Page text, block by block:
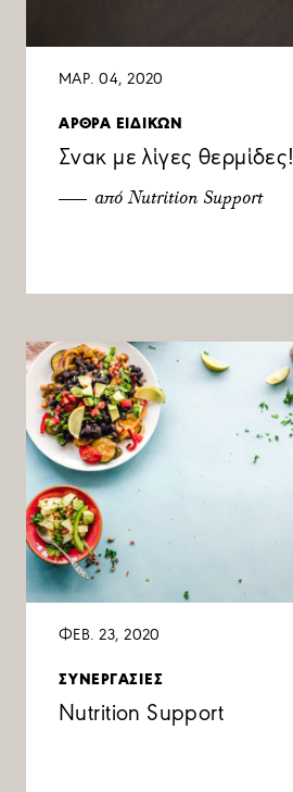
ΜΑΡ. 04, 2020
ΑΡΘΡΑ ΕΙΔΙΚΩΝ
Σνακ με λίγες θερμίδες!
από Nutrition Support
ΦΕΒ. 23, 2020
ΣΥΝΕΡΓΑΣΙΕΣ
Nutrition Support